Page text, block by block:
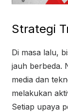
Strategi
Di masa lalu,
jauh berbeda.
media dan
melakukan
Setiap upaya